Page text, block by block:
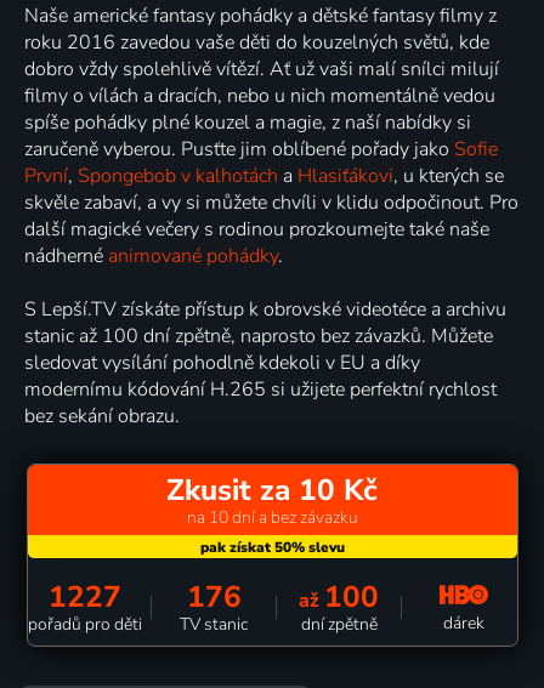
Naše americké fantasy pohádky a dětské fantasy filmy z
roku 2016 zavedou vaše děti do kouzelných světů, kde
dobro vždy spolehlivě vítězí. Ať už vaši malí snílci milují
filmy o vílách a dracích, nebo u nich momentálně vedou
spíše pohádky plné kouzel a magie, z naší nabídky si
zaručeně vyberou. Pusťte jim oblíbené pořady jako Sofie
První, Spongebob v kalhotách a Hlasiťákovi, u kterých se
skvěle zabaví, a vy si můžete chvíli v klidu odpočinout. Pro
další magické večery s rodinou prozkoumejte také naše
nádherné animované pohádky.
S Lepší.TV získáte přístup k obrovské videotéce a archivu
stanic až 100 dní zpětně, naprosto bez závazků. Můžete
sledovat vysílání pohodlně kdekoli v EU a díky
modernímu kódování H.265 si užijete perfektní rychlost
bez sekání obrazu.
Zkusit za 10 Kč
na 10 dní a bez závazku
1227
pořadů pro děti
176
TV stanic
až 100
dní zpětně dárek